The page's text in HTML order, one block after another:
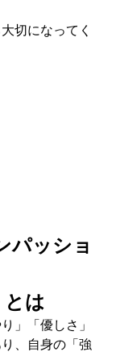
切になってく
パッショ
は
」「優しさ」
、自身の「強